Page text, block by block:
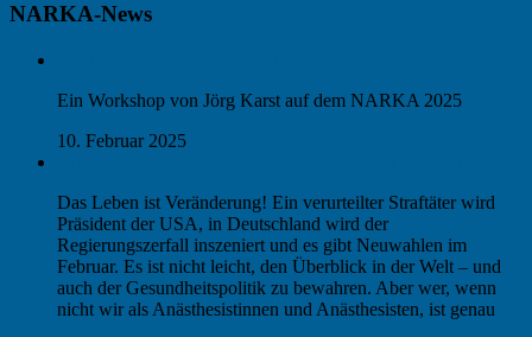
NARKA-News
Ein Workshop von Jörg Karst auf dem NARKA 2025
10. Februar 2025
Das Leben ist Veränderung! Ein verurteilter Straftäter wird
Präsident der USA, in Deutschland wird der
Regierungszerfall inszeniert und es gibt Neuwahlen im
Februar. Es ist nicht leicht, den Überblick in der Welt – und
auch der Gesundheitspolitik zu bewahren. Aber wer, wenn
nicht wir als Anästhesistinnen und Anästhesisten, ist genau